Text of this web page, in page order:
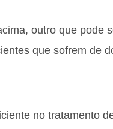
outro que pode
que sofrem de
no tratamento